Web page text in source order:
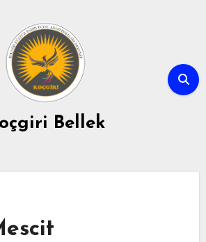
Bellek